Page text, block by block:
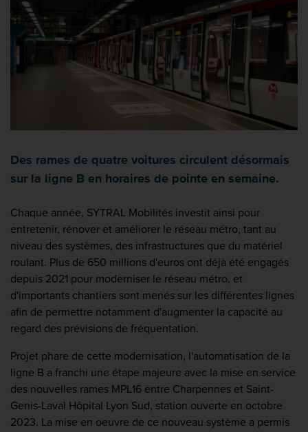
Des rames de quatre voitures circulent désormais
sur la ligne B en horaires de pointe en semaine.
Chaque année, SYTRAL Mobilités investit ainsi pour
entretenir, rénover et améliorer le réseau métro, tant au
niveau des systèmes, des infrastructures que du matériel
roulant. Plus de 650 millions d'euros ont déjà été engagés
depuis 2021 pour moderniser le réseau métro, et
d'importants chantiers sont menés sur les différentes lignes
afin de permettre notamment d'augmenter la capacité au
regard des prévisions de fréquentation.
Projet phare de cette modernisation, l'automatisation de la
ligne B a franchi une étape majeure avec la mise en service
des nouvelles rames MPL16 entre Charpennes et Saint-
Genis-Laval Hôpital Lyon Sud, station ouverte en octobre
2023. La mise en oeuvre de ce nouveau système a permis